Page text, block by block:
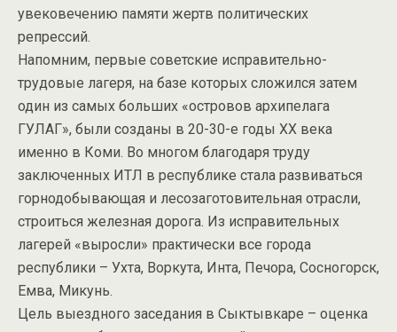
увековечению памяти жертв политических
репрессий.
Напомним, первые советские исправительно-
трудовые лагеря, на базе которых сложился затем
один из самых больших «островов архипелага
ГУЛАГ», были созданы в 20-30-е годы ХХ века
именно в Коми. Во многом благодаря труду
заключенных ИТЛ в республике стала развиваться
горнодобывающая и лесозаготовительная отрасли,
строиться железная дорога. Из исправительных
лагерей «выросли» практически все города
республики – Ухта, Воркута, Инта, Печора, Сосногорск,
Емва, Микунь.
Цель выездного заседания в Сыктывкаре – оценка